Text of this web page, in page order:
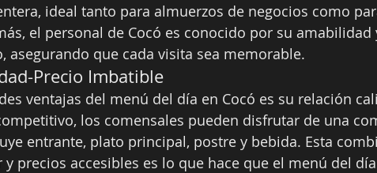
ideal tanto para almuerzos de negocios como
el personal de Cocó es conocido por su amabilidad
asegurando que cada visita sea memorable.
Precio Imbatible
ventajas del menú del día en Cocó es su relación
los comensales pueden disfrutar de una
entrante, plato principal, postre y bebida. Esta
precios accesibles es lo que hace que el menú del